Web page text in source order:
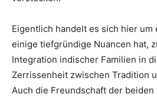
Eigentlich handelt es sich hier um
einige tiefgründige Nuancen hat,
Integration indischer Familien in
Zerrissenheit zwischen Tradition
Auch die Freundschaft der